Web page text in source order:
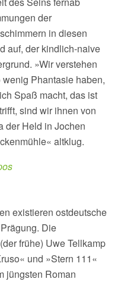
der
in diesen
auf, der kindlich-naive
»Wir verstehen
Phantasie haben,
Spaß macht, das ist
sind wir ihnen von
der Held in Jochen
altklug.
existieren ostdeutsche
Die
frühe) Uwe Tellkamp
und »Stern 111«
jüngsten Roman